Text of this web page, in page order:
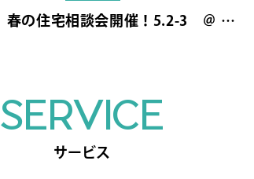
春の住宅相談会開催！5.2-3 ＠ …
SERVICE
サービス